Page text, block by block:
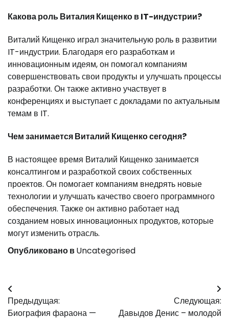
Какова роль Виталия Кищенко в IT-индустрии?
Виталий Кищенко играл значительную роль в развитии
IT-индустрии. Благодаря его разработкам и
инновационным идеям, он помогал компаниям
совершенствовать свои продукты и улучшать процессы
разработки. Он также активно участвует в
конференциях и выступает с докладами по актуальным
темам в IT.
Чем занимается Виталий Кищенко сегодня?
В настоящее время Виталий Кищенко занимается
консалтингом и разработкой своих собственных
проектов. Он помогает компаниям внедрять новые
технологии и улучшать качество своего программного
обеспечения. Также он активно работает над
созданием новых инновационных продуктов, которые
могут изменить отрасль.
Опубликовано вUncategorised
Навигация
по
Предыдущая:
Биография фараона —
Следующая:
Давыдов Денис – молодой